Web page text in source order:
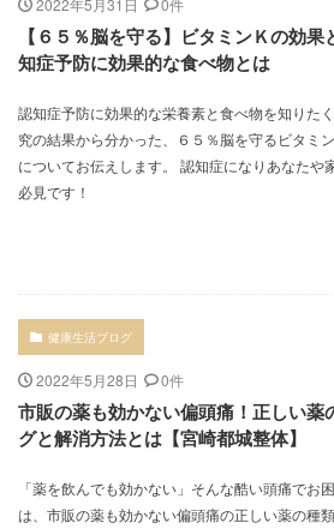
2022年5月31日 0件
【６５％脳を守る】ビタミンＫの効
知症予防に効果的な食べ物とは
認知症予防に効果的な栄養素と食べ物を知りた
究の結果から分かった、６５％脳を守るビタミ
についてお伝えします。 認知症になりあなたや
必見です！
健康生活ブログ
2022年5月28日 0件
市販の薬も効かない偏頭痛！正しい薬
グと解消方法とは【宮崎都城整体】
「薬を飲んでも効かない」そんな酷い頭痛でお
は、市販の薬も効かない偏頭痛の正しい薬の種